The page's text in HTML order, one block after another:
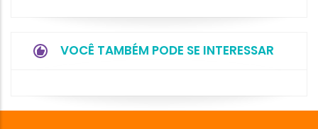
VOCÊ TAMBÉM PODE SE INTERESSAR